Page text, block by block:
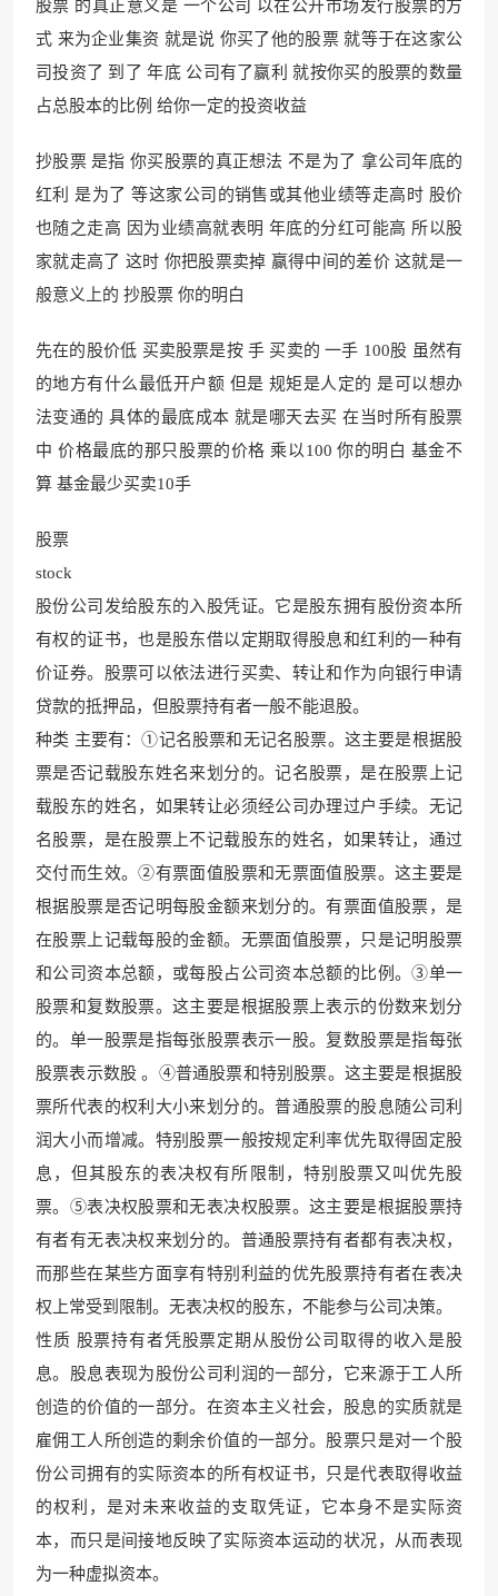
股票 的真正意义是 一个公司 以在公开市场发行股票的方
式 来为企业集资 就是说 你买了他的股票 就等于在这家公
司投资了 到了 年底 公司有了赢利 就按你买的股票的数量
占总股本的比例 给你一定的投资收益
抄股票 是指 你买股票的真正想法 不是为了 拿公司年底的
红利 是为了 等这家公司的销售或其他业绩等走高时 股价
也随之走高 因为业绩高就表明 年底的分红可能高 所以股
家就走高了 这时 你把股票卖掉 赢得中间的差价 这就是一
般意义上的 抄股票 你的明白
先在的股价低 买卖股票是按 手 买卖的 一手 100股 虽然有
的地方有什么最低开户额 但是 规矩是人定的 是可以想办
法变通的 具体的最底成本 就是哪天去买 在当时所有股票
中 价格最底的那只股票的价格 乘以100 你的明白 基金不
算 基金最少买卖10手
股票
stock
股份公司发给股东的入股凭证。它是股东拥有股份资本所
有权的证书，也是股东借以定期取得股息和红利的一种有
价证券。股票可以依法进行买卖、转让和作为向银行申请
贷款的抵押品，但股票持有者一般不能退股。
种类 主要有：①记名股票和无记名股票。这主要是根据股
票是否记载股东姓名来划分的。记名股票，是在股票上记
载股东的姓名，如果转让必须经公司办理过户手续。无记
名股票，是在股票上不记载股东的姓名，如果转让，通过
交付而生效。②有票面值股票和无票面值股票。这主要是
根据股票是否记明每股金额来划分的。有票面值股票，是
在股票上记载每股的金额。无票面值股票，只是记明股票
和公司资本总额，或每股占公司资本总额的比例。③单一
股票和复数股票。这主要是根据股票上表示的份数来划分
的。单一股票是指每张股票表示一股。复数股票是指每张
股票表示数股 。④普通股票和特别股票。这主要是根据股
票所代表的权利大小来划分的。普通股票的股息随公司利
润大小而增减。特别股票一般按规定利率优先取得固定股
息，但其股东的表决权有所限制，特别股票又叫优先股
票。⑤表决权股票和无表决权股票。这主要是根据股票持
有者有无表决权来划分的。普通股票持有者都有表决权，
而那些在某些方面享有特别利益的优先股票持有者在表决
权上常受到限制。无表决权的股东，不能参与公司决策。
性质 股票持有者凭股票定期从股份公司取得的收入是股
息。股息表现为股份公司利润的一部分，它来源于工人所
创造的价值的一部分。在资本主义社会，股息的实质就是
雇佣工人所创造的剩余价值的一部分。股票只是对一个股
份公司拥有的实际资本的所有权证书，只是代表取得收益
的权利，是对未来收益的支取凭证，它本身不是实际资
本，而只是间接地反映了实际资本运动的状况，从而表现
为一种虚拟资本。